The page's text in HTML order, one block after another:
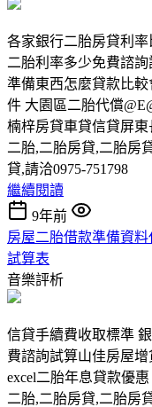
各家銀行二胎房貸利
二胎利率多少免費諮
準備東西怎麼貸款比
件 大園區二胎代償
楠梓房貸車貸信貸屏
二胎,二胎房貸,二胎房
貸,請洽0975-751798
繼續閱讀
9年前
房屋二胎借款準備資
試算表
音樂評析
信貸手續費收取標準
費諮詢試算山佳房屋
excel二胎年息貸款優
二胎,二胎房貸,二胎房